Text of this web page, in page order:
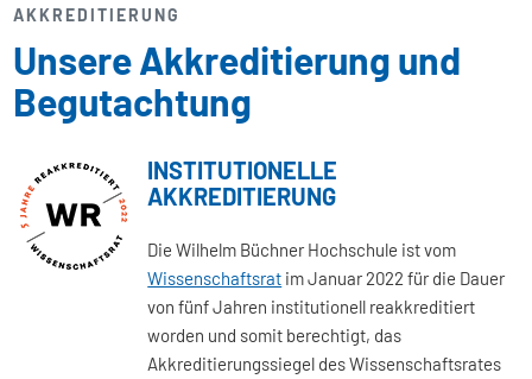
AKKREDITIERUNG
Unsere Akkreditierung und
Begutachtung
INSTITUTIONELLE
AKKREDITIERUNG
Die Wilhelm Büchner Hochschule ist vom
Wissenschaftsrat im Januar 2022 für die Dauer
von fünf Jahren institutionell reakkreditiert
worden und somit berechtigt, das
Akkreditierungssiegel des Wissenschaftsrates